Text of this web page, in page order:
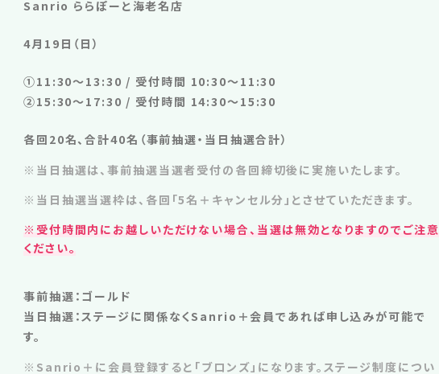
Sanrio ららぽーと海老名店
4月19日（日）
①11:30～13:30 / 受付時間 10:30～11:30
②15:30～17:30 / 受付時間 14:30～15:30
各回20名、合計40名（事前抽選・当日抽選合計）
※当日抽選は、事前抽選当選者受付の各回締切後に実施いたします。
※当日抽選当選枠は、各回「5名＋キャンセル分」とさせていただきます。
※受付時間内にお越しいただけない場合、当選は無効となりますのでご注意
ください。
事前抽選：ゴールド
当日抽選：ステージに関係なくSanrio＋会員であれば申し込みが可能で
す。
※Sanrio＋に会員登録すると「ブロンズ」になります。ステージ制度につい